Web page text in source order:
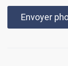
Envoyer